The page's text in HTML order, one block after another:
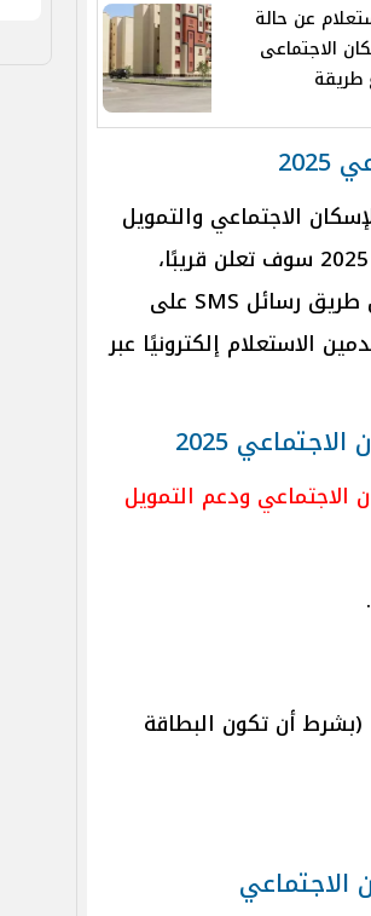
عن حالة
الاجتماعى
الاجتماعي والتمويل
العقاري، على أن نتيجة حجز شقق الإسكان الاجتماعي 2025 سوف تعلن قريبًا،
وسوف يتم إخطار كافة المتقدمين بنتائج طلباتهم عن طريق رسائل SMS على
الاستعلام إلكترونيًا عبر
2025
ودعم التمويل
الرقم القومي المكون من 14 رقمًا (بشرط أن تكون البطاقة